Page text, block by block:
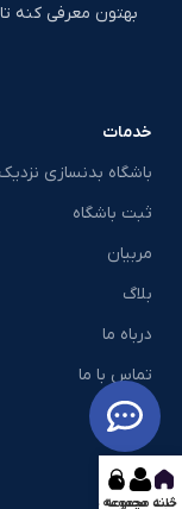
بهتون معرفی کنه
خدمات
باشگاه بدنسازی
ثبت باشگاه
مربیان
بلاگ
درباه ما
تماس با ما
خانه
ثبت مجموعه
مجموعه ها